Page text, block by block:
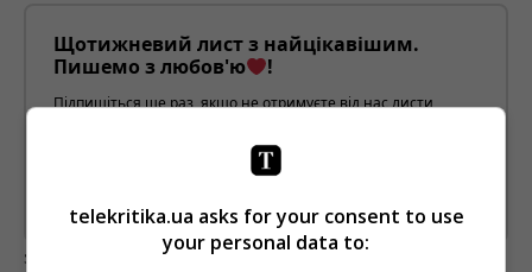
Щотижневий лист з найцікавішим.
Пишемо з любов'ю
!
Підпишіться ще раз, якщо не отримуєте від нас листи
Предоставлено SendPulse
загрузка...
telekritika.ua asks for your consent to use
your personal data to: